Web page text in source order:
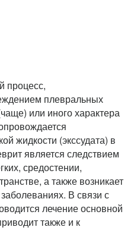
процесс,
плевральных
или иного характера
жидкости (экссудата) в
является следствием
средостении,
а также возникает
В связи с
лечение основной
также и к